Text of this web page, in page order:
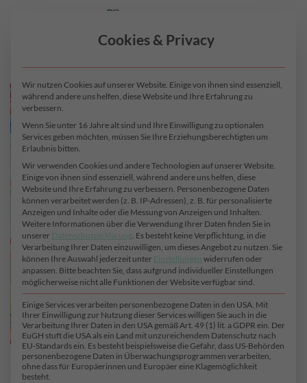
Cookies & Privacy
Wir nutzen Cookies auf unserer Website. Einige von ihnen sind essenziell,
während andere uns helfen, diese Website und Ihre Erfahrung zu
verbessern.
Wenn Sie unter 16 Jahre alt sind und Ihre Einwilligung zu optionalen
Services geben möchten, müssen Sie Ihre Erziehungsberechtigten um
Erlaubnis bitten.
Wir verwenden Cookies und andere Technologien auf unserer Website.
Einige von ihnen sind essenziell, während andere uns helfen, diese
Website und Ihre Erfahrung zu verbessern. Personenbezogene Daten
können verarbeitet werden (z. B. IP-Adressen), z. B. für personalisierte
Anzeigen und Inhalte oder die Messung von Anzeigen und Inhalten.
Weitere Informationen über die Verwendung Ihrer Daten finden Sie in
unserer Datenschutzerklärung. Es besteht keine Verpflichtung, in die
Verarbeitung Ihrer Daten einzuwilligen, um dieses Angebot zu nutzen. Sie
können Ihre Auswahl jederzeit unter Einstellungen widerrufen oder
anpassen. Bitte beachten Sie, dass aufgrund individueller Einstellungen
möglicherweise nicht alle Funktionen der Website verfügbar sind.
Einige Services verarbeiten personenbezogene Daten in den USA. Mit
Ihrer Einwilligung zur Nutzung dieser Services willigen Sie auch in die
Verarbeitung Ihrer Daten in den USA gemäß Art. 49 (1) lit. a GDPR ein. Der
EuGH stuft die USA als ein Land mit unzureichendem Datenschutz nach
EU-Standards ein. Es besteht beispielsweise die Gefahr, dass US-Behörden
personenbezogene Daten in Überwachungsprogrammen verarbeiten,
ohne dass für Europäerinnen und Europäer eine Klagemöglichkeit
besteht.